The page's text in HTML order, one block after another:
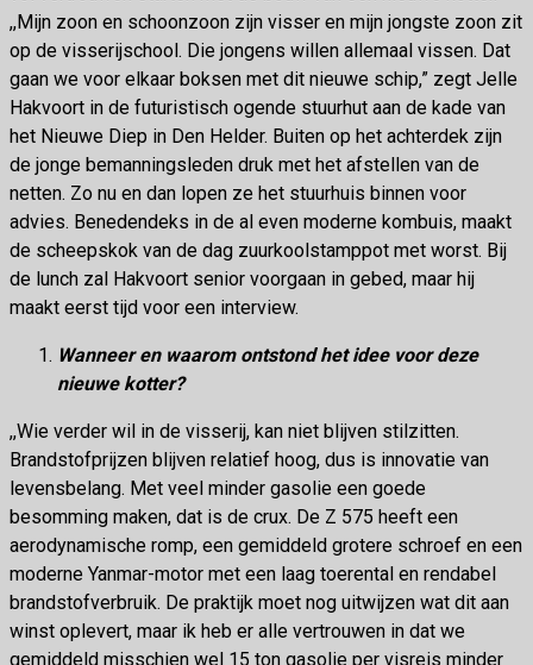
,,Mijn zoon en schoonzoon zijn visser en mijn jongste zoon zit
op de visserijschool. Die jongens willen allemaal vissen. Dat
gaan we voor elkaar boksen met dit nieuwe schip,” zegt Jelle
Hakvoort in de futuristisch ogende stuurhut aan de kade van
het Nieuwe Diep in Den Helder. Buiten op het achterdek zijn
de jonge bemanningsleden druk met het afstellen van de
netten. Zo nu en dan lopen ze het stuurhuis binnen voor
advies. Benedendeks in de al even moderne kombuis, maakt
de scheepskok van de dag zuurkoolstamppot met worst. Bij
de lunch zal Hakvoort senior voorgaan in gebed, maar hij
maakt eerst tijd voor een interview.
Wanneer en waarom ontstond het idee voor deze
nieuwe kotter?
,,Wie verder wil in de visserij, kan niet blijven stilzitten.
Brandstofprijzen blijven relatief hoog, dus is innovatie van
levensbelang. Met veel minder gasolie een goede
besomming maken, dat is de crux. De Z 575 heeft een
aerodynamische romp, een gemiddeld grotere schroef en een
moderne Yanmar-motor met een laag toerental en rendabel
brandstofverbruik. De praktijk moet nog uitwijzen wat dit aan
winst oplevert, maar ik heb er alle vertrouwen in dat we
gemiddeld misschien wel 15 ton gasolie per visreis minder